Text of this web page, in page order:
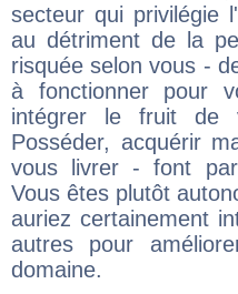
secteur qui privilégie
au détriment de la
risquée selon vous -
à fonctionner pour
intégrer le fruit de
Posséder, acquérir
vous livrer - font
Vous êtes plutôt
auriez certainement
autres pour
domaine.